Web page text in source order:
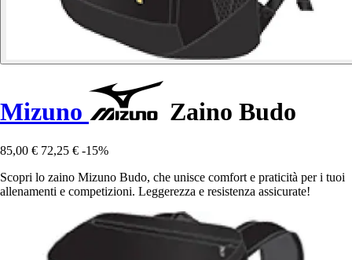
Mizuno Zaino Budo
85,00 € 72,25 € -15%
Scopri lo zaino Mizuno Budo, che unisce comfort e praticità per i tuoi
allenamenti e competizioni. Leggerezza e resistenza assicurate!